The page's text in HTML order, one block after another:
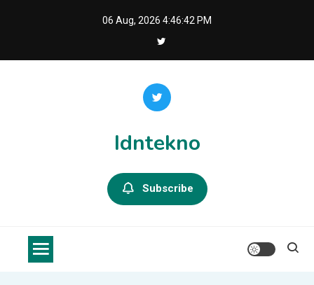
06 Aug, 2026 4:46:43 PM
Idntekno
Subscribe